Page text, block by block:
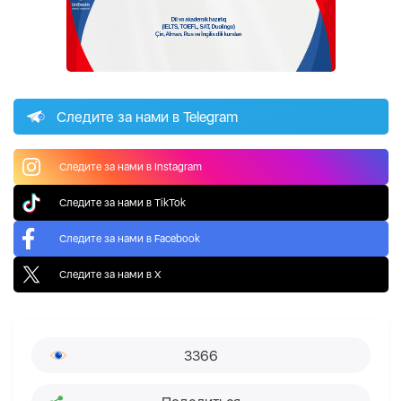
Следите за нами в Telegram
Следите за нами в Instagram
Следите за нами в TikTok
Следите за нами в Facebook
Следите за нами в X
3366